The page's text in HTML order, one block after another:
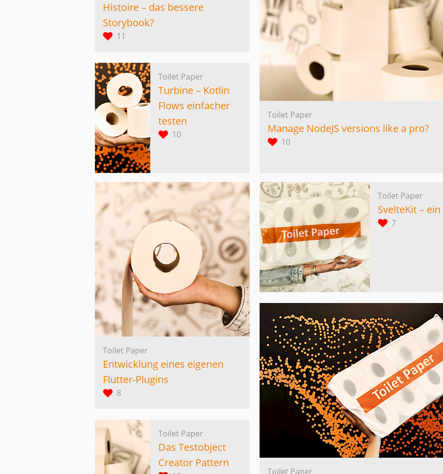
Histoire – das bessere
Storybook?
11
Toilet Paper
Manage NodeJS versions like a pro?
10
Toilet Paper
Turbine – Kotlin
Flows einfacher
testen
10
Toilet Paper
Entwicklung eines eigenen
Flutter-Plugins
8
Toilet Paper
SvelteKit –
7
Toilet Paper
Toilet Paper
Das Testobject
Creator Pattern